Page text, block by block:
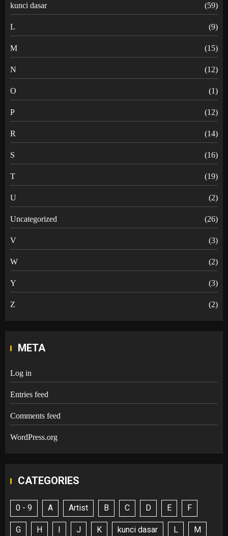
kunci dasar (59)
L (9)
M (15)
N (12)
O (1)
P (12)
R (14)
S (16)
T (19)
U (2)
Uncategorized (26)
V (3)
W (2)
Y (3)
Z (2)
META
Log in
Entries feed
Comments feed
WordPress.org
CATEGORIES
0 - 9 A Artist B C D E F
G H I J K kunci dasar L M